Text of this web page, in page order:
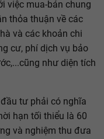
việc mua-bán chung
thỏa thuận về các
và các khoản chi
cư, phí dịch vụ bảo
như diện tích
tư phải có nghĩa
hạn tối thiểu là 60
và nghiệm thu đưa